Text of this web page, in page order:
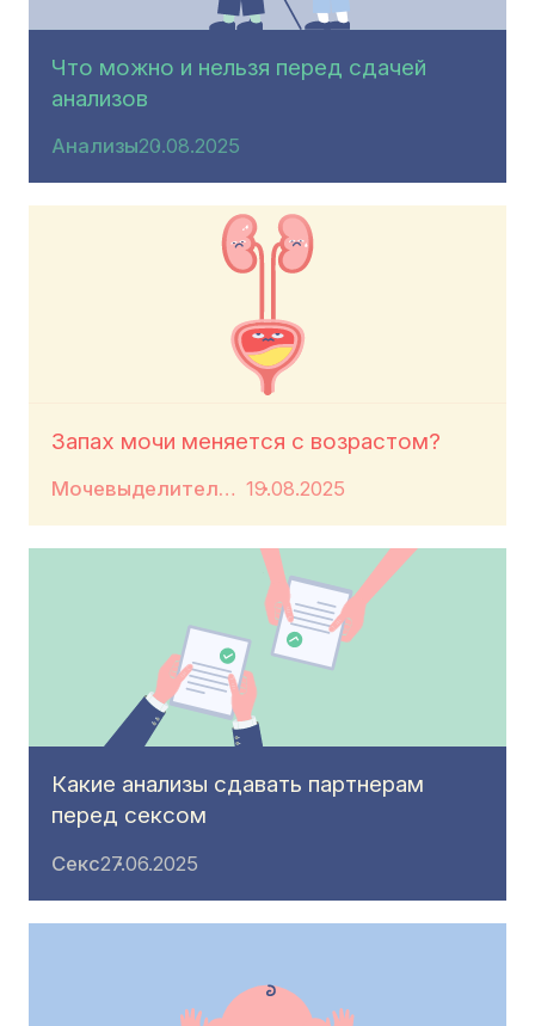
Что можно и нельзя перед сдачей
анализов
Анализы20.08.2025
Запах мочи меняется с возрастом?
Мочевыделительная система 19.08.2025
Какие анализы сдавать партнерам
перед сексом
Секс27.06.2025